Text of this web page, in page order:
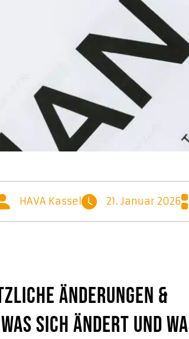
HAVA Kassel 21. Januar 2026
Änderungen &
sich ändert und